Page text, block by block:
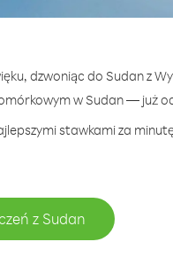
dzwoniąc do Sudan z
w Sudan — już
stawkami za
z Sudan